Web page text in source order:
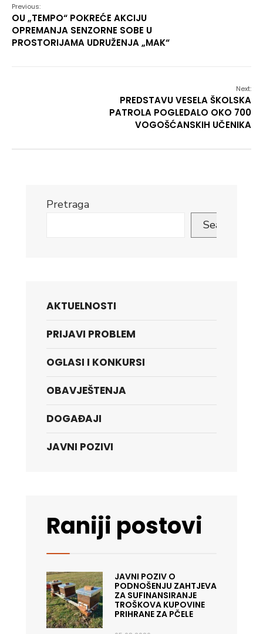
Previous:
OU „TEMPO“ POKREĆE AKCIJU
OPREMANJA SENZORNE SOBE U
PROSTORIJAMA UDRUŽENJA „MAK“
Next:
PREDSTAVU VESELA ŠKOLSKA
PATROLA POGLEDALO OKO 700
VOGOŠĆANSKIH UČENIKA
Pretraga
Search
AKTUELNOSTI
PRIJAVI PROBLEM
OGLASI I KONKURSI
OBAVJEŠTENJA
DOGAĐAJI
JAVNI POZIVI
Raniji postovi
JAVNI POZIV O
PODNOŠENJU ZAHTJEVA
ZA SUFINANSIRANJE
TROŠKOVA KUPOVINE
PRIHRANE ZA PČELE